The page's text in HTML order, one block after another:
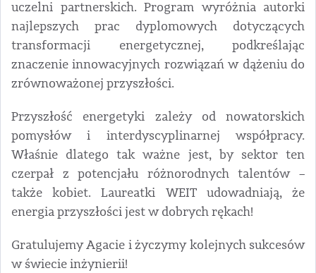
uczelni partnerskich. Program wyróżnia autorki
najlepszych prac dyplomowych dotyczących
transformacji energetycznej, podkreślając
znaczenie innowacyjnych rozwiązań w dążeniu do
zrównoważonej przyszłości.
Przyszłość energetyki zależy od nowatorskich
pomysłów i interdyscyplinarnej współpracy.
Właśnie dlatego tak ważne jest, by sektor ten
czerpał z potencjału różnorodnych talentów –
także kobiet. Laureatki WEIT udowadniają, że
energia przyszłości jest w dobrych rękach!
Gratulujemy Agacie i życzymy kolejnych sukcesów
w świecie inżynierii!